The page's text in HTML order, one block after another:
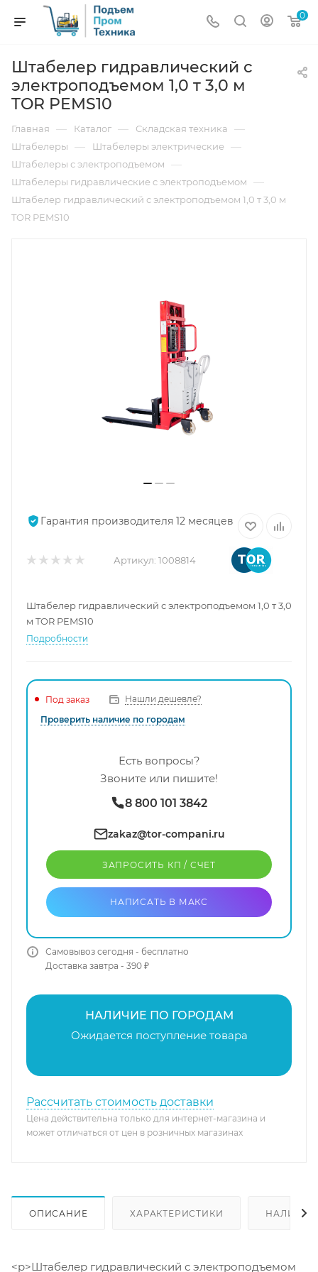
0
Штабелер гидравлический с
электроподъемом 1,0 т 3,0 м
TOR PEMS10
Главная — Каталог — Складская техника —
Штабелеры — Штабелеры электрические —
Штабелеры с электроподъемом —
Штабелеры гидравлические c электроподъемом —
Штабелер гидравлический с электроподъемом 1,0 т 3,0 м
TOR PEMS10
Гарантия производителя 12 месяцев
Артикул: 1008814
Штабелер гидравлический с электроподъемом 1,0 т 3,0
м TOR PEMS10
Подробности
Под заказ
Нашли дешевле?
Проверить наличие по городам
Есть вопросы?
Звоните или пишите!
8 800 101 3842
zakaz@tor-compani.ru
ЗАПРОСИТЬ КП / CЧЕТ
НАПИСАТЬ В МАКС
Самовывоз сегодня - бесплатно
Доставка завтра - 390 ₽
НАЛИЧИЕ ПО ГОРОДАМ
Ожидается поступление товара
Рассчитать стоимость доставки
Цена действительна только для интернет-магазина и
может отличаться от цен в розничных магазинах
ОПИСАНИЕ ХАРАКТЕРИСТИКИ
<p>Штабелер гидравлический с электроподъемом